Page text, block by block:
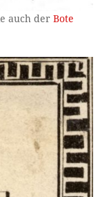
auch derBote